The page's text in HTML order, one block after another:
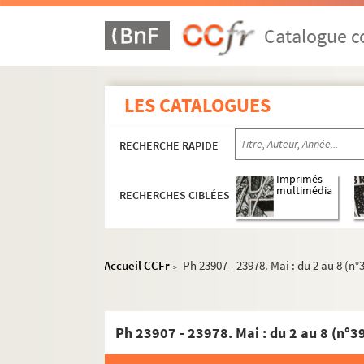
Catalogue
LES CATALOGUES
RECHERCHE RAPIDE
RECHERCHES CIBLÉES
Imprimés
multimédia
Accueil CCFr > Ph 23907 - 23978. Mai : du 2 au 8
Ph 23907 - 23978. Mai : du 2 au 8
1959
1961
1962